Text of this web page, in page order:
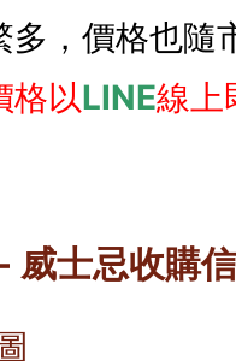
多，價格也隨
格以LINE線上
威士忌收購